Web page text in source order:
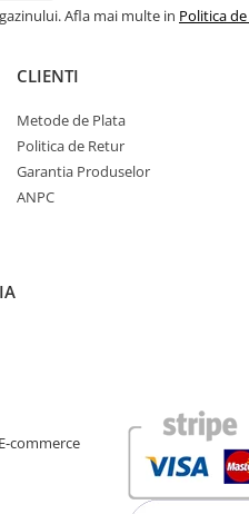
Afla mai multe in Politica
CLIENTI
Metode de Plata
Politica de Retur
Garantia Produselor
ANPC
commerce